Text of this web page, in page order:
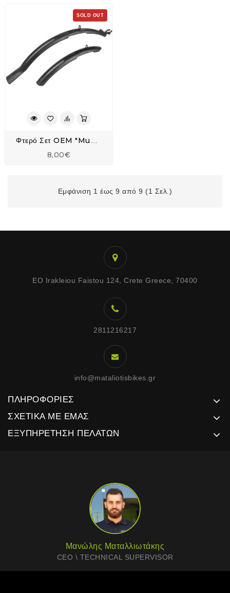
SOLD OUT
8,00€
Εμφάνιση 1 έως 9 από 9 (1 Σελ.)
EO Irakleiou Faistou 124, Crete Greece, 70400
2811216217
info@mataliotisbikes.gr
ΠΛΗΡΟΦΟΡΊΕΣ
ΣΧΕΤΙΚΆ ΜΕ ΕΜΆΣ
ΕΞΥΠΗΡΈΤΗΣΗ ΠΕΛΑΤΏΝ
Μανώλης Ματαλλιωτάκης
CEO \ TECHNICAL SUPERVISOR